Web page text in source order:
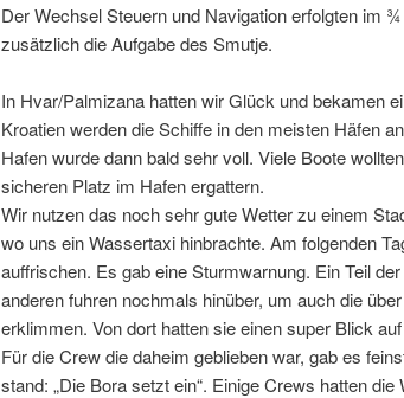
Der Wechsel Steuern und Navigation erfolgten im
zusätzlich die Aufgabe des Smutje.
In Hvar/Palmizana hatten wir Glück und bekamen
Kroatien werden die Schiffe in den meisten Häfen
Hafen wurde dann bald sehr voll. Viele Boote
sicheren Platz im Hafen ergattern.
Wir nutzen das noch sehr gute Wetter zu einem
wo uns ein Wassertaxi hinbrachte. Am folgenden
auffrischen. Es gab eine Sturmwarnung. Ein Teil
anderen fuhren nochmals hinüber, um auch die
erklimmen. Von dort hatten sie einen super Blick
Für die Crew die daheim geblieben war, gab es
stand: „Die Bora setzt ein“. Einige Crews hatten